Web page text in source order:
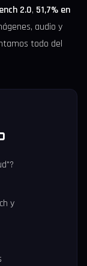
2.0, 51,7% en
audio y
todo del
y